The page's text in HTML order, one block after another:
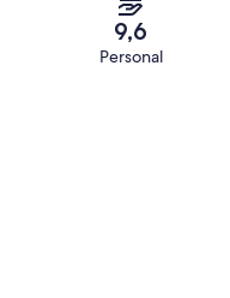
9,6
Personal